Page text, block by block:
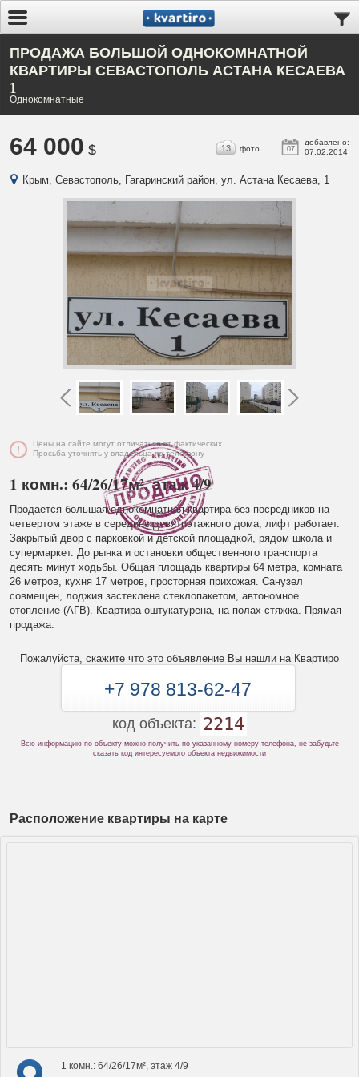
ПРОДАЖА БОЛЬШОЙ ОДНОКОМНАТНОЙ
КВАРТИРЫ СЕВАСТОПОЛЬ АСТАНА КЕСАЕВА
1
Однокомнатные
64 000 $ 07
добавлено:
07.02.2014
13 фото
Крым, Севастополь, Гагаринский район, ул. Астана Кесаева, 1
Цены на сайте могут отличаться от фактических
Просьба уточнять у владельца по телефону
1 комн.: 64/26/17м², этаж 4/9
Продается большая однокомнатная квартира без посредников на
четвертом этаже в середине девятиэтажного дома, лифт работает.
Закрытый двор с парковкой и детской площадкой, рядом школа и
супермаркет. До рынка и остановки общественного транспорта
десять минут ходьбы. Общая площадь квартиры 64 метра, комната
26 метров, кухня 17 метров, просторная прихожая. Санузел
совмещен, лоджия застеклена стеклопакетом, автономное
отопление (АГВ). Квартира оштукатурена, на полах стяжка. Прямая
продажа.
Пожалуйста, скажите что это объявление Вы нашли на Квартиро
+7 978 813-62-47
код объекта: 2214
Всю информацию по объекту можно получить по указанному номеру телефона, не забудьте
сказать код интересуемого объекта недвижимости
Расположение квартиры на карте
1 комн.: 64/26/17м², этаж 4/9